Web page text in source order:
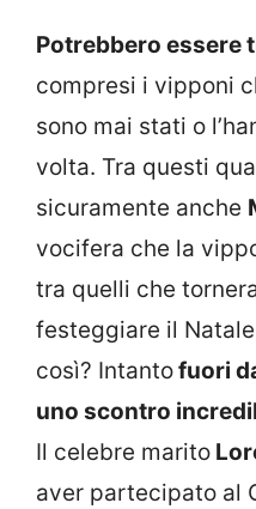
Potrebbero essere
compresi i vipponi
sono mai stati o
volta. Tra questi
sicuramente anche
vocifera che la
tra quelli che
festeggiare il
così? Intantofuori
uno scontro
Il celebre marito
aver partecipato al